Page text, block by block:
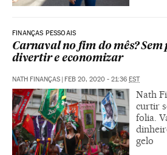
FINANÇAS PESSOAIS
Carnaval no fim do mês? Sem
divertir e economizar
NATH FINANÇAS FEB 20, 2020 - 21:36 EST
Nath
curtir
folia.
gelo